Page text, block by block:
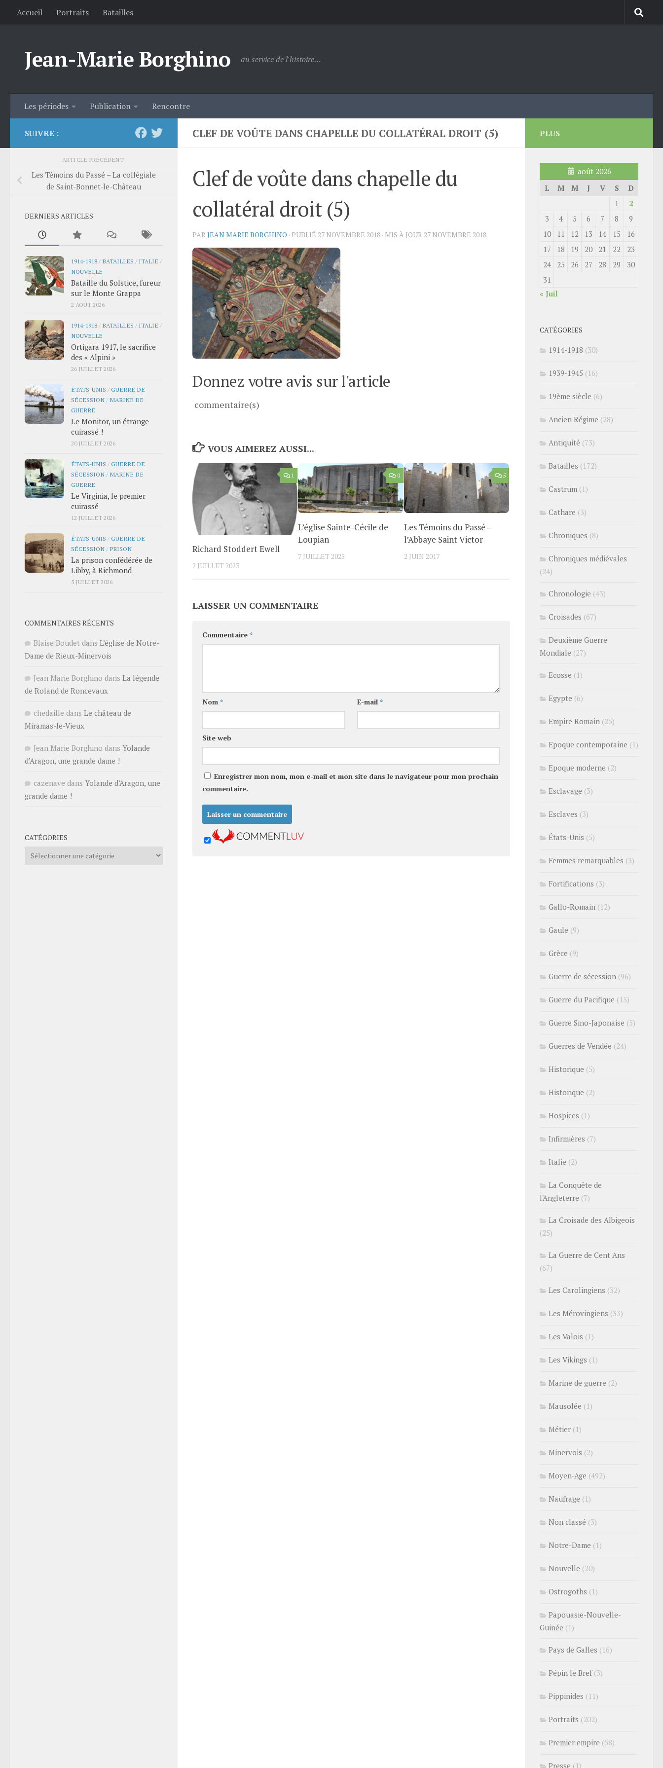
Skip to content
Accueil Portraits Batailles
Jean-Marie Borghino au service de l'histoire…
Les périodes Publication Rencontre
CLEF DE VOÛTE DANS CHAPELLE DU COLLATÉRAL DROIT (5)
Clef de voûte dans chapelle du
collatéral droit (5)
PAR JEAN MARIE BORGHINO · PUBLIÉ 27 NOVEMBRE 2018 · MIS À JOUR 27 NOVEMBRE 2018
Donnez votre avis sur l'article
commentaire(s)
VOUS AIMEREZ AUSSI...
1
Richard Stoddert Ewell
2 JUILLET 2023
0
L’église Sainte-Cécile de
Loupian
7 JUILLET 2025
5
Les Témoins du Passé –
l’Abbaye Saint Victor
2 JUIN 2017
LAISSER UN COMMENTAIRE
Commentaire *
Nom * E-mail *
Site web
Enregistrer mon nom, mon e-mail et mon site dans le navigateur pour mon prochain
commentaire.
SUIVRE :
ARTICLE PRÉCÉDENT
Les Témoins du Passé – La collégiale
de Saint-Bonnet-le-Château
DERNIERS ARTICLES
1914-1918 / BATAILLES / ITALIE /
NOUVELLE
Bataille du Solstice, fureur
sur le Monte Grappa
2 AOÛT 2026
1914-1918 / BATAILLES / ITALIE /
NOUVELLE
Ortigara 1917, le sacrifice
des « Alpini »
26 JUILLET 2026
ÉTATS-UNIS /GUERRE DE
SÉCESSION / MARINE DE
GUERRE
Le Monitor, un étrange
cuirassé !
20 JUILLET 2026
ÉTATS-UNIS /GUERRE DE
SÉCESSION / MARINE DE
GUERRE
Le Virginia, le premier
cuirassé
12 JUILLET 2026
ÉTATS-UNIS /GUERRE DE
SÉCESSION / PRISON
La prison confédérée de
Libby, à Richmond
5 JUILLET 2026
COMMENTAIRES RÉCENTS
Blaise Boudet dans L’église de Notre-
Dame de Rieux-Minervois
Jean Marie Borghino dans La légende
de Roland de Roncevaux
chedaille dans Le château de
Miramas-le-Vieux
Jean Marie Borghino dans Yolande
d’Aragon, une grande dame !
cazenave dans Yolande d’Aragon, une
grande dame !
CATÉGORIES
Catégories
PLUS
août 2026
L
M M J V S
D
1
2
3
4 5 6 7 8
9
10
11 12 13 14 15
16
17
18 19 20 21 22
23
24
25 26 27 28 29
30
31
« Juil
CATÉGORIES
1914-1918 (30)
1939-1945 (16)
19ème siècle (6)
Ancien Régime (28)
Antiquité (73)
Batailles (172)
Castrum (1)
Cathare (3)
Chroniques (8)
Chroniques médiévales
(24)
Chronologie (43)
Croisades (67)
Deuxième Guerre
Mondiale (27)
Ecosse (1)
Egypte (6)
Empire Romain (25)
Epoque contemporaine (1)
Epoque moderne (2)
Esclavage (3)
Esclaves (3)
États-Unis (5)
Femmes remarquables (3)
Fortifications (3)
Gallo-Romain (12)
Gaule (9)
Grèce (9)
Guerre de sécession (96)
Guerre du Pacifique (15)
Guerre Sino-Japonaise (5)
Guerres de Vendée (24)
Historique (5)
Historique (2)
Hospices (1)
Infirmières (7)
Italie (2)
La Conquête de
l'Angleterre (7)
La Croisade des Albigeois
(25)
La Guerre de Cent Ans
(67)
Les Carolingiens (32)
Les Mérovingiens (33)
Les Valois (1)
Les Vikings (1)
Marine de guerre (2)
Mausolée (1)
Métier (1)
Minervois (2)
Moyen-Age (492)
Naufrage (1)
Non classé (3)
Notre-Dame (1)
Nouvelle (20)
Ostrogoths (1)
Papouasie-Nouvelle-
Guinée (1)
Pays de Galles (16)
Pépin le Bref(3)
Pippinides (11)
Portraits (202)
Premier empire (58)
Presse (1)